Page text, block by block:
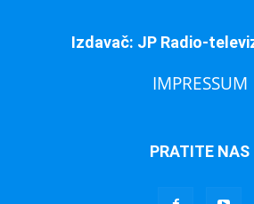
Izdavač: JP Radio-
IMPRESSUM
PRATITE NAS